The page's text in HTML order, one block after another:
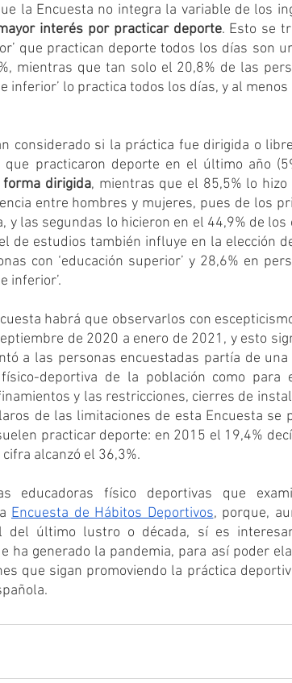
la Encuesta no integra la variable de los
interés por practicar deporte. Esto se
que practican deporte todos los días son
mientras que tan solo el 20,8% de las
inferior’ lo practica todos los días, y al menos
considerado si la práctica fue dirigida o
practicaron deporte en el último año
forma dirigida, mientras que el 85,5% lo hizo
entre hombres y mujeres, pues de los
las segundas lo hicieron en el 44,9% de los
de estudios también influye en la elección
con ‘educación superior’ y 28,6% en
inferior’.
habrá que observarlos con
de 2020 a enero de 2021, y esto
a las personas encuestadas partía de una
deportiva de la población como para
y las restricciones, cierres de
de las limitaciones de esta Encuesta se
practicar deporte: en 2015 el 19,4%
alcanzó el 36,3%.
educadoras físico deportivas que
Encuesta de Hábitos Deportivos, porque,
del último lustro o década, sí es
ha generado la pandemia, para así poder
que sigan promoviendo la práctica